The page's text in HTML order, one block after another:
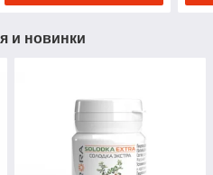
и новинки